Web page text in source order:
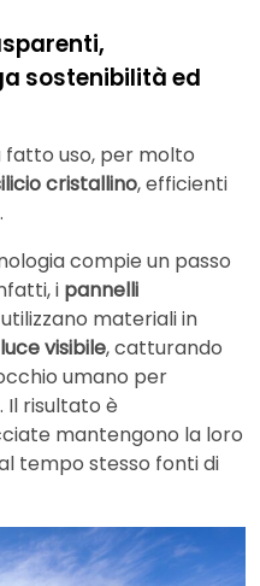
sostenibilità ed
uso, per molto
cristallino, efficienti
compie un passo
i pannelli
materiali in
lucevisibile, catturando
umano per
risultato è
mantengono la loro
tempo stesso fonti di